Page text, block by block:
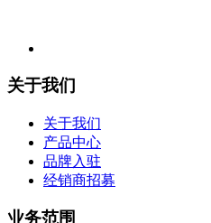
关于我们
关于我们
产品中心
品牌入驻
经销商招募
业务范围